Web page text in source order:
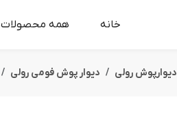
خانه همه محصولات
دیوارپوش رولی دیوار پوش فومی رولی